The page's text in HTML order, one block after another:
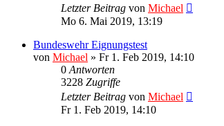
Letzter Beitrag von Michael
Mo 6. Mai 2019, 13:19
Bundeswehr Eignungstest
von Michael » Fr 1. Feb 2019, 14:10
0 Antworten
3228 Zugriffe
Letzter Beitrag von Michael
Fr 1. Feb 2019, 14:10